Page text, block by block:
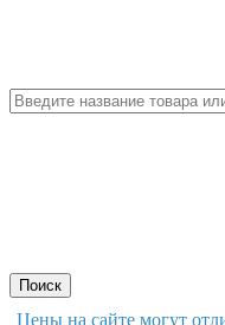
Цены на сайте могут